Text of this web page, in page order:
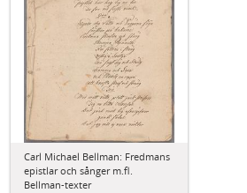
Carl Michael Bellman: Fredmans
epistlar och sånger m.fl.
Bellman-texter